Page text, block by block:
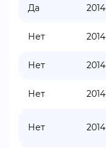
Да 2014
Нет 2014
Нет 2014
Нет 2014
Нет 2014